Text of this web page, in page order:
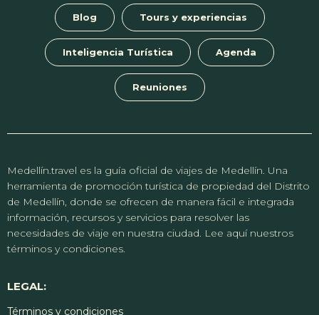
Blog Tours y experiencias
Inteligencia Turística Agenda
Reuniones
Medellín.travel es la guía oficial de viajes de Medellín. Una
herramienta de promoción turística de propiedad del Distrito
de Medellín, donde se ofrecen de manera fácil e integrada
información, recursos y servicios para resolver las
necesidades de viaje en nuestra ciudad. Lee aquí nuestros
términos y condiciones.
LEGAL:
Términos y condiciones